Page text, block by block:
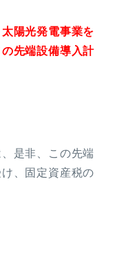
太陽光発電事業を
先端設備導入計
是非、この先端
、固定資産税の